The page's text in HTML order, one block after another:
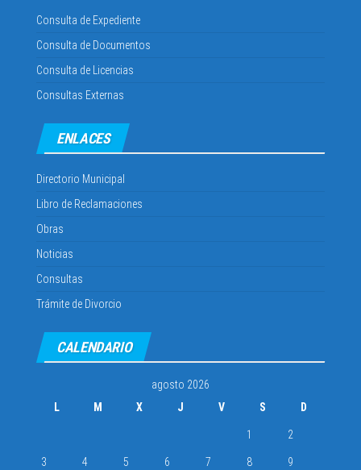
Consulta de Expediente
Consulta de Documentos
Consulta de Licencias
Consultas Externas
ENLACES
Directorio Municipal
Libro de Reclamaciones
Obras
Noticias
Consultas
Trámite de Divorcio
CALENDARIO
agosto 2026
L
M X J V S D
1 2
3 4 5 6 7 8 9